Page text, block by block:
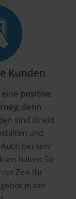
Kunden
eine positive
, denn
sind direkt
und
bei sehr
halten Sie
Zeit Ihr
in der